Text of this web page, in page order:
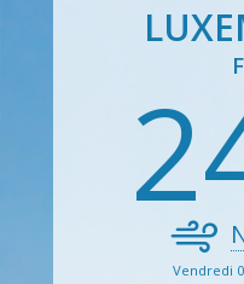
Vendredi